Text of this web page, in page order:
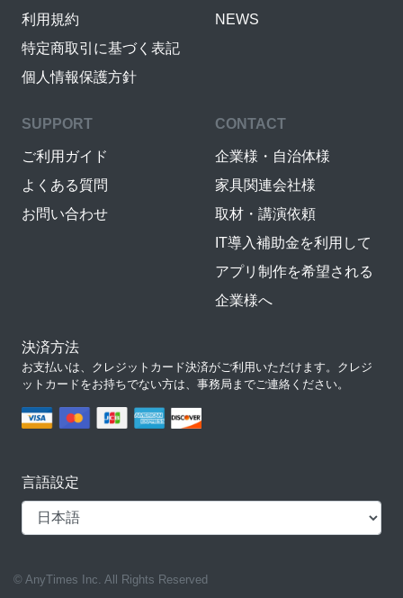
利用規約
特定商取引に基づく表記
個人情報保護方針
NEWS
SUPPORT
ご利用ガイド
よくある質問
お問い合わせ
CONTACT
企業様・自治体様
家具関連会社様
取材・講演依頼
IT導入補助金を利用して
アプリ制作を希望される
企業様へ
決済方法
お支払いは、クレジットカード決済がご利用いただけます。クレジ
ットカードをお持ちでない方は、事務局までご連絡ください。
言語設定
© AnyTimes Inc. All Rights Reserved